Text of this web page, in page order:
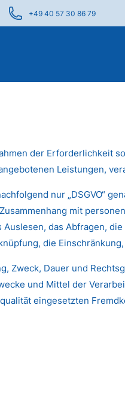
+49 40 57 30 86 79
der Erforderlichkeit
Leistungen,
nur „DSGVO“
mit
das Abfragen,
die
Zweck, Dauer und
und Mittel der
eingesetzten